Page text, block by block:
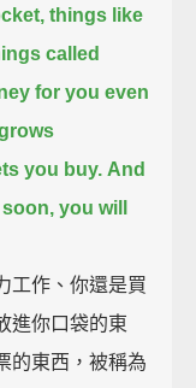
things like
called
for you even
you buy. And
soon, you will
工作、你還是買
進你口袋的東
的東西，被稱為